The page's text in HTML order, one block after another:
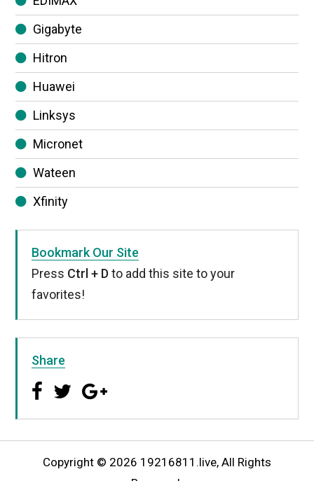
Gigabyte
Hitron
Huawei
Linksys
Micronet
Wateen
Xfinity
Bookmark Our Site
Press Ctrl + Dto add this site to your
favorites!
Share
Copyright © 2026 19216811.live, All Rights